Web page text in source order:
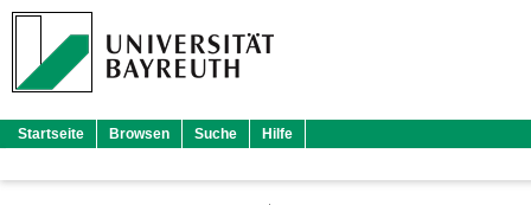
Startseite Browsen Suche Hilfe